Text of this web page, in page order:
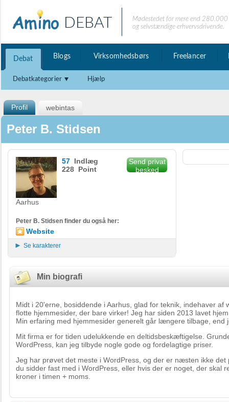
DEBAT
Mødestedet for mere end
og selvstændige erhvervsdrivende.
Debat Blogs Virksomhedsbørs Freelancer
Debatkategorier Hjælp
Profil webintas
Peter B. Stidsen
Aarhus
57 Indlæg
228 Point
Send privat
besked
Peter B. Stidsen finder du også her:
Website
Se karakterer
Min biografi
Midt i 20'erne, bosiddende i Aarhus, glad for teknik, indehaver af
flotte hjemmesider, der bare virker! Jeg har siden 2013 lavet
Min erfaring med hjemmesider generelt går længere tilbage, end
Mit firma er for tiden udelukkende en deltidsbeskæftigelse.
WordPress, kan jeg tilbyde nogle gode og fordelagtige priser.
Jeg har prøvet det meste i WordPress, og der er næsten ikke det
du sidder fast med i WordPress, eller hvis der er noget, der skal
kroner i timen + moms.